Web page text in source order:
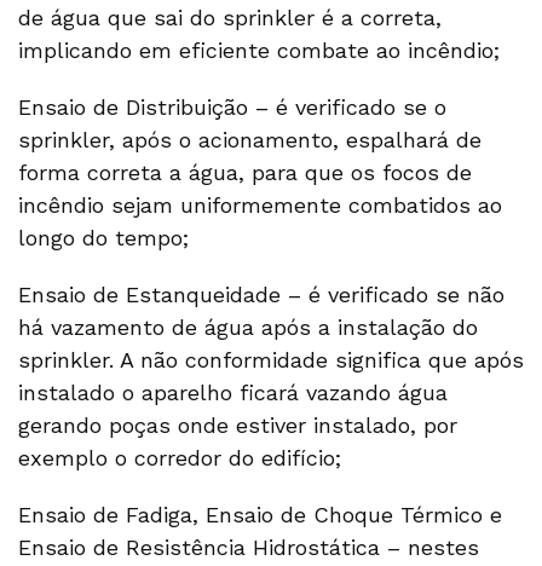
de água que sai do sprinkler é a correta,
implicando em eficiente combate ao incêndio;
Ensaio de Distribuição – é verificado se o
sprinkler, após o acionamento, espalhará de
forma correta a água, para que os focos de
incêndio sejam uniformemente combatidos ao
longo do tempo;
Ensaio de Estanqueidade – é verificado se não
há vazamento de água após a instalação do
sprinkler. A não conformidade significa que após
instalado o aparelho ficará vazando água
gerando poças onde estiver instalado, por
exemplo o corredor do edifício;
Ensaio de Fadiga, Ensaio de Choque Térmico e
Ensaio de Resistência Hidrostática – nestes